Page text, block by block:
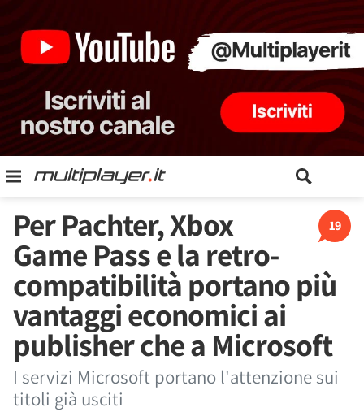
19
Per Pachter, Xbox
Game Pass e la retro-
compatibilità portano più
vantaggi economici ai
publisher che a Microsoft
I servizi Microsoft portano l'attenzione sui
titoli già usciti